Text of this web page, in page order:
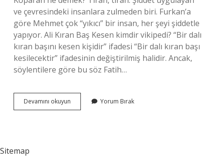
ve çevresindeki insanlara zulmeden biri. Furkan’a
göre Mehmet çok “yıkıcı” bir insan, her şeyi şiddetle
yapıyor. Ali Kıran Baş Kesen kimdir vikipedi? “Bir dalı
kıran başını kesen kişidir” ifadesi “Bir dalı kıran başı
kesilecektir” ifadesinin değiştirilmiş halidir. Ancak,
söylentilere göre bu söz Fatih…
Devamını okuyun
Kıran
Yorum Bırak
Sitemap